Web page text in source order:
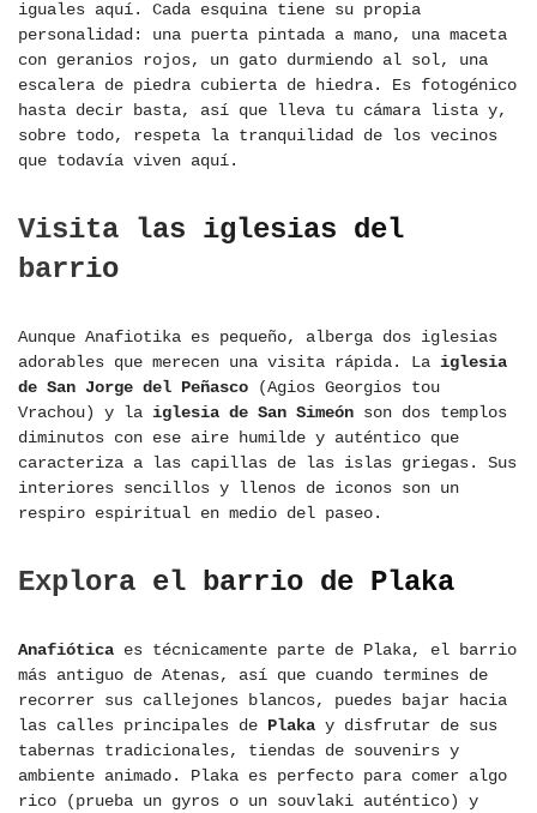
iguales aquí. Cada esquina tiene su propia
personalidad: una puerta pintada a mano, una maceta
con geranios rojos, un gato durmiendo al sol, una
escalera de piedra cubierta de hiedra. Es fotogénico
hasta decir basta, así que lleva tu cámara lista y,
sobre todo, respeta la tranquilidad de los vecinos
que todavía viven aquí.
Visita las iglesias del
barrio
Aunque Anafiotika es pequeño, alberga dos iglesias
adorables que merecen una visita rápida. La iglesia
de San Jorge del Peñasco (Agios Georgios tou
Vrachou) y la iglesia de San Simeón son dos templos
diminutos con ese aire humilde y auténtico que
caracteriza a las capillas de las islas griegas. Sus
interiores sencillos y llenos de iconos son un
respiro espiritual en medio del paseo.
Explora el barrio de Plaka
Anafiótica es técnicamente parte de Plaka, el barrio
más antiguo de Atenas, así que cuando termines de
recorrer sus callejones blancos, puedes bajar hacia
las calles principales de Plaka y disfrutar de sus
tabernas tradicionales, tiendas de souvenirs y
ambiente animado. Plaka es perfecto para comer algo
rico (prueba un gyros o un souvlaki auténtico) y